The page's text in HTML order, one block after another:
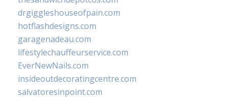
drgiggleshouseofpain.com
hotflashdesigns.com
garagenadeau.com
lifestylechauffeurservice.com
EverNewNails.com
insideoutdecoratingcentre.com
salvatoresinpoint.com